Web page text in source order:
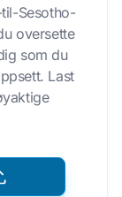
Sesotho-
oversette
som du
Last